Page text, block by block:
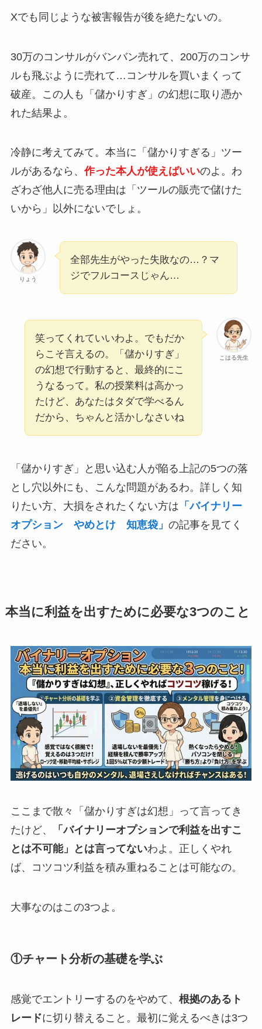
Xでも同じような被害報告が後を絶たないの。
30万のコンサルがバンバン売れて、200万のコンサ
ルも飛ぶように売れて…コンサルを買いまくって
破産。この人も「儲かりすぎ」の幻想に取り憑か
れた結果よ。
冷静に考えてみて。本当に「儲かりすぎる」ツー
ルがあるなら、作った本人が使えばいいのよ。わ
ざわざ他人に売る理由は「ツールの販売で儲けた
いから」以外にないでしょ。
りょう
全部先生がやった失敗なの…？マ
ジでフルコースじゃん…
こはる先生
笑ってくれていいわよ。でもだか
らこそ言えるの。「儲かりすぎ」
の幻想で行動すると、最終的にこ
うなるって。私の授業料は高かっ
たけど、あなたはタダで学べるん
だから、ちゃんと活かしなさいね
「儲かりすぎ」と思い込む人が陥る上記の5つの落
とし穴以外にも、こんな問題があるわ。詳しく知
りたい方、大損をされたくない方は 「バイナリー
オプション やめとけ 知恵袋」 の記事を見てく
ださい。
本当に利益を出すために必要な3つのこと
ここまで散々「儲かりすぎは幻想」って言ってき
たけど、
「バイナリーオプションで利益を出すこ
とは不可能」とは言ってないわよ。正しくやれ
ば、コツコツ利益を積み重ねることは可能なの。
大事なのはこの3つよ。
①チャート分析の基礎を学ぶ
感覚でエントリーするのをやめて、 根拠のあるト
レードに切り替えること。最初に覚えるべきは3つ